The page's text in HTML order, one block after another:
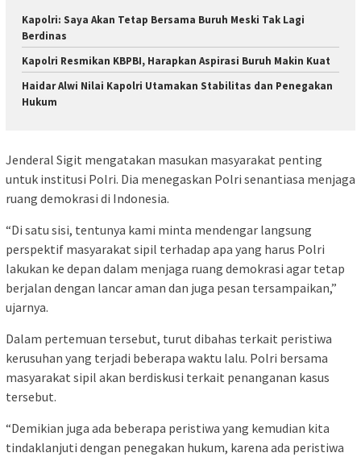
Kapolri: Saya Akan Tetap Bersama Buruh Meski Tak Lagi
Berdinas
Kapolri Resmikan KBPBI, Harapkan Aspirasi Buruh Makin Kuat
Haidar Alwi Nilai Kapolri Utamakan Stabilitas dan Penegakan
Hukum
Jenderal Sigit mengatakan masukan masyarakat penting
untuk institusi Polri. Dia menegaskan Polri senantiasa menjaga
ruang demokrasi di Indonesia.
“Di satu sisi, tentunya kami minta mendengar langsung
perspektif masyarakat sipil terhadap apa yang harus Polri
lakukan ke depan dalam menjaga ruang demokrasi agar tetap
berjalan dengan lancar aman dan juga pesan tersampaikan,”
ujarnya.
Dalam pertemuan tersebut, turut dibahas terkait peristiwa
kerusuhan yang terjadi beberapa waktu lalu. Polri bersama
masyarakat sipil akan berdiskusi terkait penanganan kasus
tersebut.
“Demikian juga ada beberapa peristiwa yang kemudian kita
tindaklanjuti dengan penegakan hukum, karena ada peristiwa